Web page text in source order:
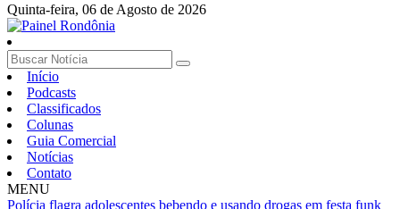
Quinta-feira, 06 de Agosto de 2026
Início
Podcasts
Classificados
Colunas
Guia Comercial
Notícias
Contato
MENU
Polícia flagra adolescentes bebendo e usando drogas em festa funk